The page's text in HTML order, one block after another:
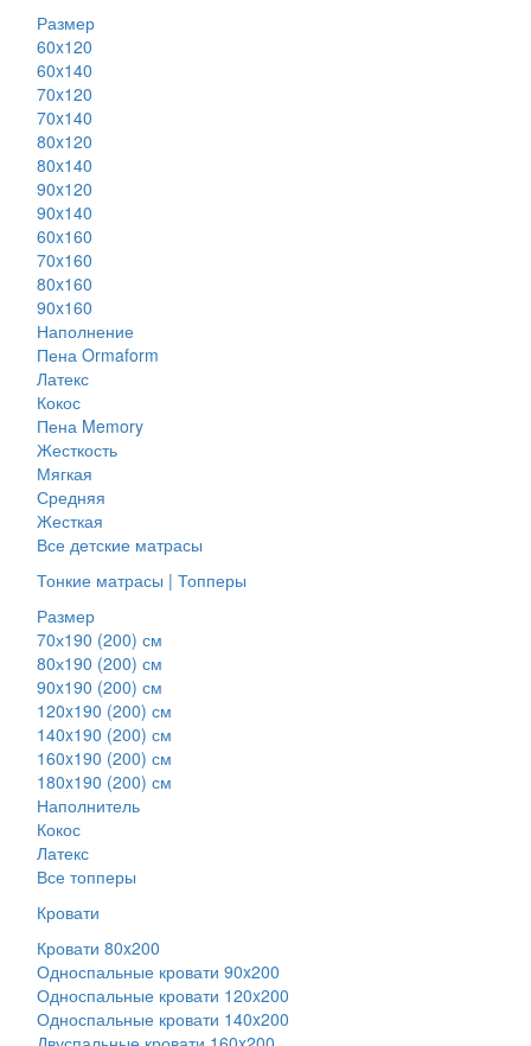
Размер
60x120
60x140
70x120
70x140
80x120
80x140
90x120
90x140
60x160
70x160
80x160
90x160
Наполнение
Пена Ormaform
Латекс
Кокос
Пена Memory
Жесткость
Мягкая
Средняя
Жесткая
Все детские матрасы
Тонкие матрасы | Топперы
Размер
70х190 (200) см
80х190 (200) см
90x190 (200) см
120x190 (200) см
140x190 (200) см
160x190 (200) см
180x190 (200) см
Наполнитель
Кокос
Латекс
Все топперы
Кровати
Кровати 80x200
Односпальные кровати 90x200
Односпальные кровати 120x200
Односпальные кровати 140x200